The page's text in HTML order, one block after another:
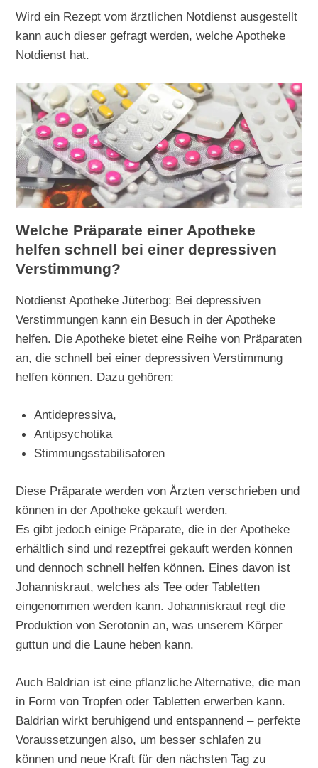
Wird ein Rezept vom ärztlichen Notdienst ausgestellt
kann auch dieser gefragt werden, welche Apotheke
Notdienst hat.
Welche Präparate einer Apotheke
helfen schnell bei einer depressiven
Verstimmung?
Notdienst Apotheke Jüterbog: Bei depressiven
Verstimmungen kann ein Besuch in der Apotheke
helfen. Die Apotheke bietet eine Reihe von Präparaten
an, die schnell bei einer depressiven Verstimmung
helfen können. Dazu gehören:
Antidepressiva,
Antipsychotika
Stimmungsstabilisatoren
Diese Präparate werden von Ärzten verschrieben und
können in der Apotheke gekauft werden.
Es gibt jedoch einige Präparate, die in der Apotheke
erhältlich sind und rezeptfrei gekauft werden können
und dennoch schnell helfen können. Eines davon ist
Johanniskraut, welches als Tee oder Tabletten
eingenommen werden kann. Johanniskraut regt die
Produktion von Serotonin an, was unserem Körper
guttun und die Laune heben kann.
Auch Baldrian ist eine pflanzliche Alternative, die man
in Form von Tropfen oder Tabletten erwerben kann.
Baldrian wirkt beruhigend und entspannend – perfekte
Voraussetzungen also, um besser schlafen zu
können und neue Kraft für den nächsten Tag zu